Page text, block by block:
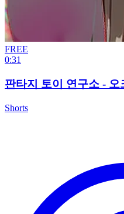
FREE
0:31
판타지 토이 연구소 - 오
Shorts